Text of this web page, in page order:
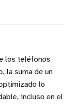
los teléfonos
la suma de un
lo
incluso en el